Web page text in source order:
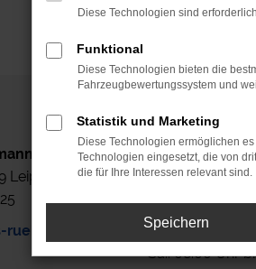
GmbH
Leipzig
Haben Sie
Rufen Sie uns
zur Verfügung.
Mo.- Fr.: 7.00
Sa.: 08.00 Uhr
Diese Technologien sind
Funktional
Diese Technologien bieten die
Fahrzeugbewertungssystem und
Statistik und Marketing
Diese Technologien ermöglichen
Technologien eingesetzt, die von
die für Ihre Interessen relevant sind.
Speichern